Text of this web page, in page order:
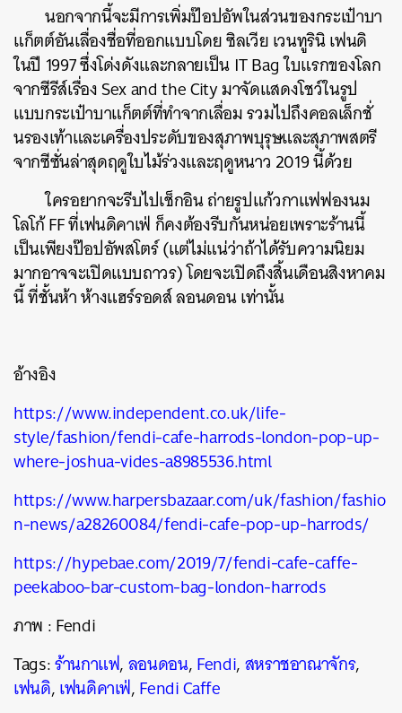
นอกจากนี้จะมีการเพิ่มป๊อปอัพในส่วนของกระเป๋าบา
แก็ตต์อันเลื่องชื่อที่ออกแบบโดย ซิลเวีย เวนทูรินิ เฟนดิ
ในปี 1997 ซึ่งโด่งดังและกลายเป็น IT Bag ใบแรกของโลก
จากซีรีส์เรื่อง Sex and the City มาจัดแสดงโชว์ในรูป
แบบกระเป๋าบาแก็ตต์ที่ทำจากเลื่อม รวมไปถึงคอลเล็กชั่
นรองเท้าและเครื่องประดับของสุภาพบุรุษและสุภาพสตรี
จากซีซั่นล่าสุดฤดูใบไม้ร่วงและฤดูหนาว 2019 นี้ด้วย
ใครอยากจะรีบไปเช็กอิน ถ่ายรูปแก้วกาแฟฟองนม
โลโก้ FF ที่เฟนดิคาเฟ่ ก็คงต้องรีบกันหน่อยเพราะร้านนี้
เป็นเพียงป๊อปอัพสโตร์ (แต่ไม่แน่ว่าถ้าได้รับความนิยม
มากอาจจะเปิดแบบถาวร) โดยจะเปิดถึงสิ้นเดือนสิงหาคม
นี้ ที่ชั้นห้า ห้างแฮร์รอดส์ ลอนดอน เท่านั้น
อ้างอิง
https://www.independent.co.uk/life-
style/fashion/fendi-cafe-harrods-london-pop-up-
where-joshua-vides-a8985536.html
https://www.harpersbazaar.com/uk/fashion/fashio
n-news/a28260084/fendi-cafe-pop-up-harrods/
https://hypebae.com/2019/7/fendi-cafe-caffe-
peekaboo-bar-custom-bag-london-harrods
ภาพ : Fendi
Tags:ร้านกาแฟ,ลอนดอน,Fendi,สหราชอาณาจักร,
เฟนดิ,เฟนดิคาเฟ่,Fendi Caffe